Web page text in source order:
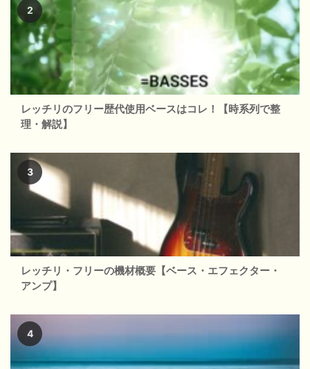
レッチリのフリー歴代使用ベースはコレ！【時系列で整
理・解説】
レッチリ・フリーの機材概要【ベース・エフェクター・
アンプ】